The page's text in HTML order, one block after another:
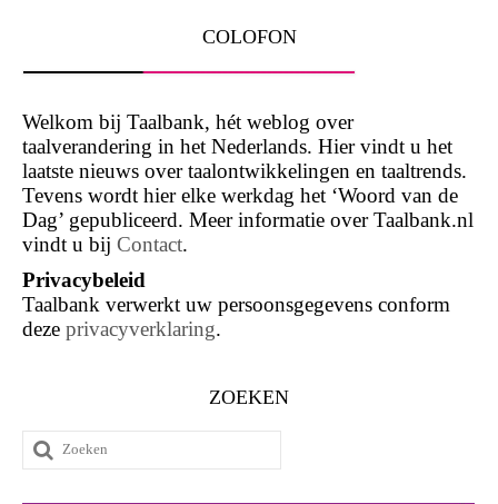
COLOFON
Welkom bij Taalbank, hét weblog over
taalverandering in het Nederlands. Hier vindt u het
laatste nieuws over taalontwikkelingen en taaltrends.
Tevens wordt hier elke werkdag het ‘Woord van de
Dag’ gepubliceerd. Meer informatie over Taalbank.nl
vindt u bij Contact.
Privacybeleid
Taalbank verwerkt uw persoonsgegevens conform
deze privacyverklaring.
ZOEKEN
Zoeken
naar: